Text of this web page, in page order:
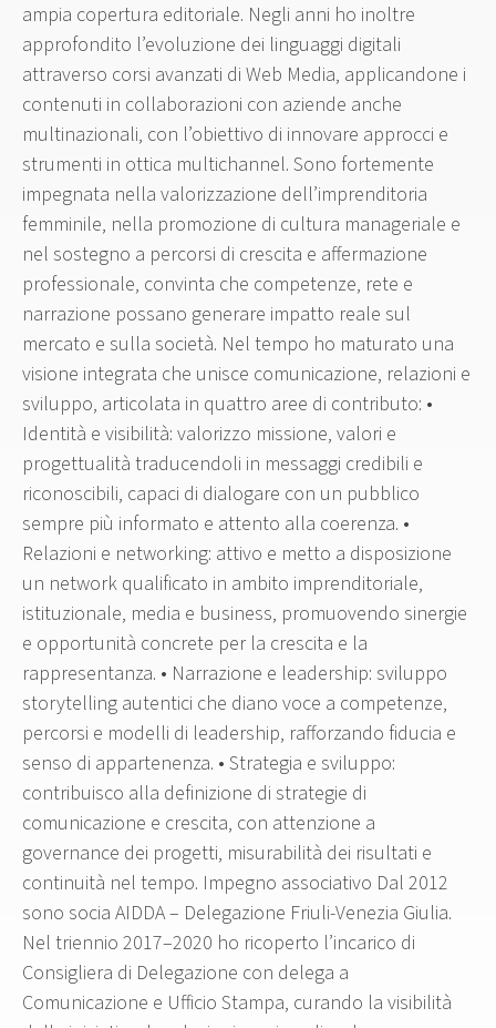
ampia copertura editoriale. Negli anni ho inoltre
approfondito l’evoluzione dei linguaggi digitali
attraverso corsi avanzati di Web Media, applicandone i
contenuti in collaborazioni con aziende anche
multinazionali, con l’obiettivo di innovare approcci e
strumenti in ottica multichannel. Sono fortemente
impegnata nella valorizzazione dell’imprenditoria
femminile, nella promozione di cultura manageriale e
nel sostegno a percorsi di crescita e affermazione
professionale, convinta che competenze, rete e
narrazione possano generare impatto reale sul
mercato e sulla società. Nel tempo ho maturato una
visione integrata che unisce comunicazione, relazioni e
sviluppo, articolata in quattro aree di contributo: •
Identità e visibilità: valorizzo missione, valori e
progettualità traducendoli in messaggi credibili e
riconoscibili, capaci di dialogare con un pubblico
sempre più informato e attento alla coerenza. •
Relazioni e networking: attivo e metto a disposizione
un network qualificato in ambito imprenditoriale,
istituzionale, media e business, promuovendo sinergie
e opportunità concrete per la crescita e la
rappresentanza. • Narrazione e leadership: sviluppo
storytelling autentici che diano voce a competenze,
percorsi e modelli di leadership, rafforzando fiducia e
senso di appartenenza. • Strategia e sviluppo:
contribuisco alla definizione di strategie di
comunicazione e crescita, con attenzione a
governance dei progetti, misurabilità dei risultati e
continuità nel tempo. Impegno associativo Dal 2012
sono socia AIDDA – Delegazione Friuli-Venezia Giulia.
Nel triennio 2017–2020 ho ricoperto l’incarico di
Consigliera di Delegazione con delega a
Comunicazione e Ufficio Stampa, curando la visibilità